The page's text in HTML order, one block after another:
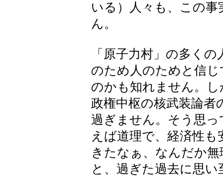
いる）人々も、この
ん。
「原子力村」の多く
のため人のためと信
のかも知れません。
政権中枢の核武装論
過ぎません。そう思
えば道理で、経済性
きたなぁ、なんだか
と、過ぎた過去に思